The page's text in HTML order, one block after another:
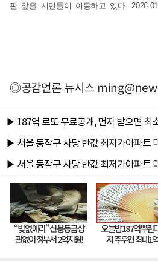
판 앞을 시민들이 이동하고 있다.
◎공감언론 뉴시스